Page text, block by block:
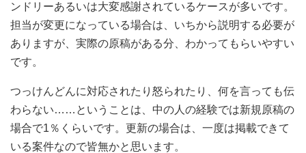
ンドリーあるいは大変感謝されているケースが多いです。
担当が変更になっている場合は、いちから説明する必要が
ありますが、実際の原稿がある分、わかってもらいやすい
です。
つっけんどんに対応されたり怒られたり、何を言っても伝
わらない……ということは、中の人の経験では新規原稿の
場合で1％くらいです。更新の場合は、一度は掲載できて
いる案件なので皆無かと思います。